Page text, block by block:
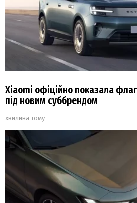
Xiaomi офіційно показала
під новим суббрендом
хвилина тому